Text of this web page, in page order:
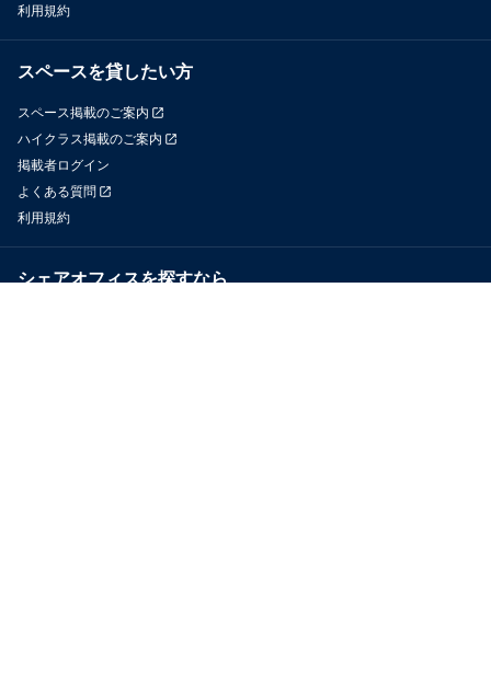
利用規約
スペースを貸したい方
スペース掲載のご案内
ハイクラス掲載のご案内
掲載者ログイン
よくある質問
利用規約
シェアオフィスを探すなら